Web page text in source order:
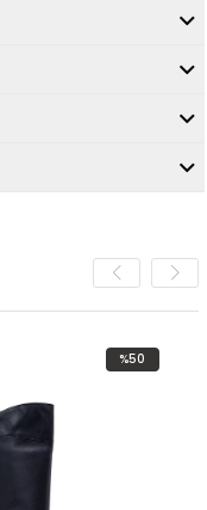
%50İndirim